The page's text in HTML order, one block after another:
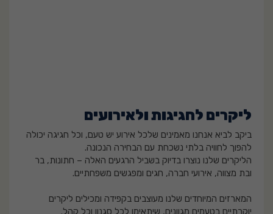
ליקרים לחגיגות ולאירועים
ביקב לביא אנחנו מאמינים שלכל אירוע יש טעם, וכל חגיגה יכולה
להפוך לחוויה בלתי נשכחת עם הבחירה הנכונה.
הליקרים שלנו נוצרו בדיוק בשביל הרגעים האלה – חתונות, בר
ובת מצווה, אירועי חברה, חגים ומפגשים משפחתיים.
המארזים המיוחדים שלנו מעוצבים בקפידה ומכילים ליקרים
יוקרתיים בטעמים מגוונים, שיתאימו לכל סגנון וכל קהל.